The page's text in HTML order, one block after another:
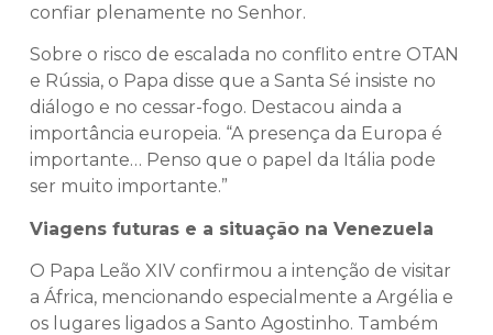
confiar plenamente no Senhor.
Sobre o risco de escalada no conflito entre OTAN
e Rússia, o Papa disse que a Santa Sé insiste no
diálogo e no cessar-fogo. Destacou ainda a
importância europeia. “A presença da Europa é
importante… Penso que o papel da Itália pode
ser muito importante.”
Viagens futuras e a situação na Venezuela
O Papa Leão XIV confirmou a intenção de visitar
a África, mencionando especialmente a Argélia e
os lugares ligados a Santo Agostinho. Também